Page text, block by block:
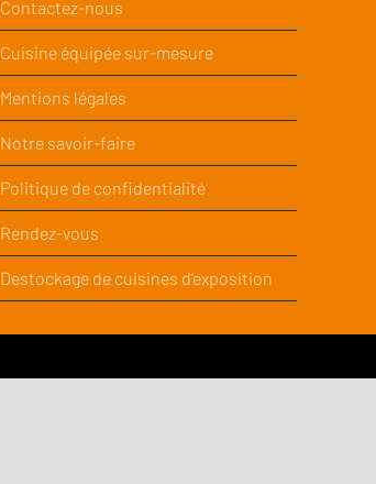
Contactez-nous
Cuisine équipée sur-mesure
Mentions légales
Notre savoir-faire
Politique de confidentialité
Rendez-vous
Destockage de cuisines d’exposition